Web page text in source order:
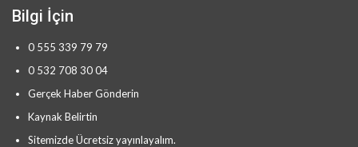
Bilgi İçin
0 555 339 79 79
0 532 708 30 04
Gerçek Haber Gönderin
Kaynak Belirtin
Sitemizde Ücretsiz yayınlayalım.